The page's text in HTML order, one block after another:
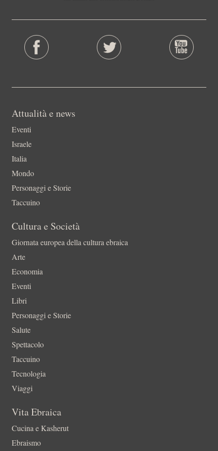
Attualità e news
Eventi
Israele
Italia
Mondo
Personaggi e Storie
Taccuino
Cultura e Società
Giornata europea della cultura ebraica
Arte
Economia
Eventi
Libri
Personaggi e Storie
Salute
Spettacolo
Taccuino
Tecnologia
Viaggi
Vita Ebraica
Cucina e Kasherut
Ebraismo